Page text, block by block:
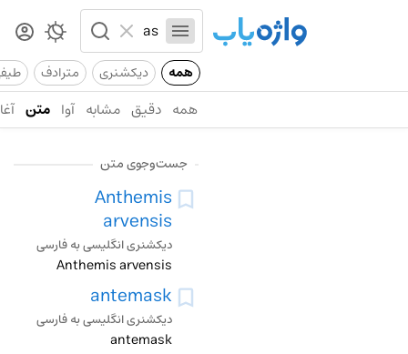
همه دیکشنری مترادف
همه دقیق مشابه آوا متن
جست‌وجوی متن
Anthemis
arvensis
دیکشنری انگلیسی به فارسی
Anthemis arvensis
antemask
دیکشنری انگلیسی به فارسی
antemask